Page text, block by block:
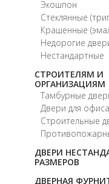
Экошпон
Стеклянные
Крашенные
Недорогие
Нестандартные
СТРОИТЕЛЯМ И
ОРГАНИЗАЦИЯМ
Тамбурные
Двери для офиса
Строительные
ДВЕРИ
РАЗМЕРОВ
ДВЕРНАЯ